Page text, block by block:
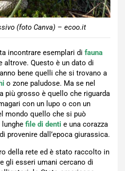
(foto Canva) – ecoo.it
incontrare esemplari di fauna
altrove. Questo è un dato di
bene quelli che si trovano a
o zone paludose. Ma se nel
più grosso è quello che riguarda
con un lupo o con un
mondo quello che si può
file di denti e una corazza
provenire dall’epoca giurassica.
della rete ed è stato raccolto in
gli esseri umani cercano di